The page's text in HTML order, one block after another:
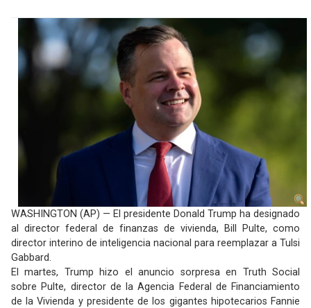
WASHINGTON (AP) — El presidente Donald Trump ha designado
al director federal de finanzas de vivienda, Bill Pulte, como
director interino de inteligencia nacional para reemplazar a Tulsi
Gabbard.
El martes, Trump hizo el anuncio sorpresa en Truth Social
sobre Pulte, director de la Agencia Federal de Financiamiento
de la Vivienda y presidente de los gigantes hipotecarios Fannie